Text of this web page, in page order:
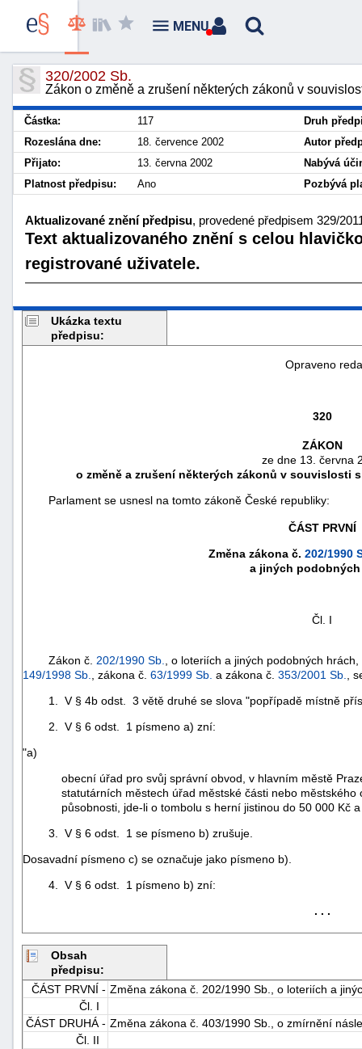
320/2002 Sb.
Zákon o změně a zrušení některých zákonů v
Částka: 117
Druh
Rozeslána dne:
18. července 2002
Autor
Přijato:
13. června 2002
Nabývá
Platnost předpisu:
Ano Pozbývá
Aktualizované znění předpisu, provedené předpisem 329/
Text aktualizovaného znění s celou
registrované uživatele.
Ukázka textu
předpisu:
Opraveno
320
ZÁKON
ze dne 13. června
o změně a zrušení některých zákonů v souvislosti
Parlament se usnesl na tomto zákoně České republiky:
ČÁST PRVNÍ
Změna zákona č. 202/1990
a jiných podobných
Čl. I
Zákon č. 202/1990 Sb.
, o loteriích a jiných podobných
149/1998 Sb.
, zákona č. 63/1999 Sb. a zákona č. 353/2001 Sb.
,
1. V § 4b odst. 3 větě druhé se slova "popřípadě místně
2. V § 6 odst. 1 písmeno a) zní:
"a)
obecní úřad pro svůj správní obvod, v hlavním městě
statutárních městech úřad městské části nebo
působnosti, jde-li o tombolu s herní jistinou do 50 000 Kč
3. V § 6 odst. 1 se písmeno b) zrušuje.
Dosavadní písmeno c) se označuje jako písmeno b).
4. V § 6 odst. 1 písmeno b) zní:
. . .
Obsah
předpisu:
ČÁST PRVNÍ - Změna zákona č. 202/1990 Sb., o loteriích a
Čl. I
ČÁST DRUHÁ - Změna zákona č. 403/1990 Sb., o zmírnění
Čl. II
MENU
škody
+náhrady